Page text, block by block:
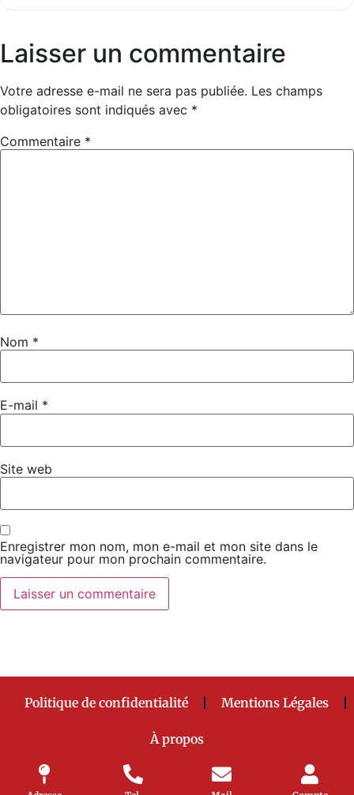
Laisser un commentaire
Votre adresse e-mail ne sera pas publiée. Les champs
obligatoires sont indiqués avec *
Commentaire *
Nom *
E-mail *
Site web
Enregistrer mon nom, mon e-mail et mon site dans le
navigateur pour mon prochain commentaire.
♥ parLucas SELLI – Café Ô Berry 2024
Politique de confidentialité Mentions Légales
À propos